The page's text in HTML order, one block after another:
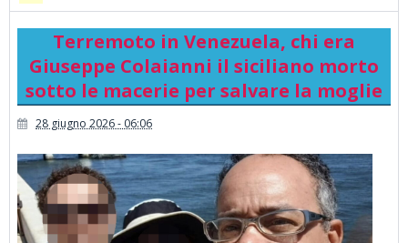
siciliano morto sotto le macerie per salvare la moglie
Terremoto in Venezuela, chi era
Giuseppe Colaianni il siciliano morto
sotto le macerie per salvare la moglie
28 giugno 2026 - 06:06